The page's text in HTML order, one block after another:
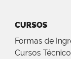
CURSOS
Formas de
Cursos